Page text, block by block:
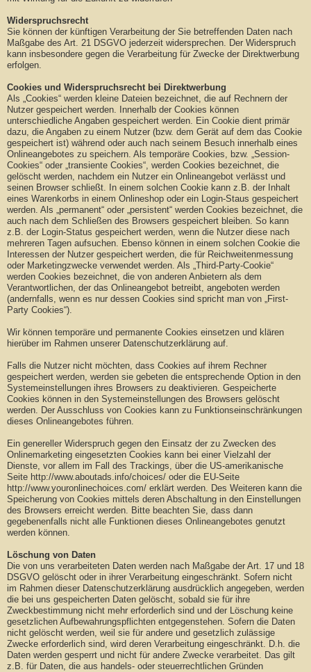
Widerspruchsrecht
Sie können der künftigen Verarbeitung der Sie betreffenden Daten nach
Maßgabe des Art. 21 DSGVO jederzeit widersprechen. Der Widerspruch
kann insbesondere gegen die Verarbeitung für Zwecke der Direktwerbung
erfolgen.
Cookies und Widerspruchsrecht bei Direktwerbung
Als „Cookies“ werden kleine Dateien bezeichnet, die auf Rechnern der
Nutzer gespeichert werden. Innerhalb der Cookies können
unterschiedliche Angaben gespeichert werden. Ein Cookie dient primär
dazu, die Angaben zu einem Nutzer (bzw. dem Gerät auf dem das Cookie
gespeichert ist) während oder auch nach seinem Besuch innerhalb eines
Onlineangebotes zu speichern. Als temporäre Cookies, bzw. „Session-
Cookies“ oder „transiente Cookies“, werden Cookies bezeichnet, die
gelöscht werden, nachdem ein Nutzer ein Onlineangebot verlässt und
seinen Browser schließt. In einem solchen Cookie kann z.B. der Inhalt
eines Warenkorbs in einem Onlineshop oder ein Login-Staus gespeichert
werden. Als „permanent“ oder „persistent“ werden Cookies bezeichnet, die
auch nach dem Schließen des Browsers gespeichert bleiben. So kann
z.B. der Login-Status gespeichert werden, wenn die Nutzer diese nach
mehreren Tagen aufsuchen. Ebenso können in einem solchen Cookie die
Interessen der Nutzer gespeichert werden, die für Reichweitenmessung
oder Marketingzwecke verwendet werden. Als „Third-Party-Cookie“
werden Cookies bezeichnet, die von anderen Anbietern als dem
Verantwortlichen, der das Onlineangebot betreibt, angeboten werden
(andernfalls, wenn es nur dessen Cookies sind spricht man von „First-
Party Cookies“).
Wir können temporäre und permanente Cookies einsetzen und klären
hierüber im Rahmen unserer Datenschutzerklärung auf.
Falls die Nutzer nicht möchten, dass Cookies auf ihrem Rechner
gespeichert werden, werden sie gebeten die entsprechende Option in den
Systemeinstellungen ihres Browsers zu deaktivieren. Gespeicherte
Cookies können in den Systemeinstellungen des Browsers gelöscht
werden. Der Ausschluss von Cookies kann zu Funktionseinschränkungen
dieses Onlineangebotes führen.
Ein genereller Widerspruch gegen den Einsatz der zu Zwecken des
Onlinemarketing eingesetzten Cookies kann bei einer Vielzahl der
Dienste, vor allem im Fall des Trackings, über die US-amerikanische
Seite http://www.aboutads.info/choices/ oder die EU-Seite
http://www.youronlinechoices.com/ erklärt werden. Des Weiteren kann die
Speicherung von Cookies mittels deren Abschaltung in den Einstellungen
des Browsers erreicht werden. Bitte beachten Sie, dass dann
gegebenenfalls nicht alle Funktionen dieses Onlineangebotes genutzt
werden können.
Löschung von Daten
Die von uns verarbeiteten Daten werden nach Maßgabe der Art. 17 und 18
DSGVO gelöscht oder in ihrer Verarbeitung eingeschränkt. Sofern nicht
im Rahmen dieser Datenschutzerklärung ausdrücklich angegeben, werden
die bei uns gespeicherten Daten gelöscht, sobald sie für ihre
Zweckbestimmung nicht mehr erforderlich sind und der Löschung keine
gesetzlichen Aufbewahrungspflichten entgegenstehen. Sofern die Daten
nicht gelöscht werden, weil sie für andere und gesetzlich zulässige
Zwecke erforderlich sind, wird deren Verarbeitung eingeschränkt. D.h. die
Daten werden gesperrt und nicht für andere Zwecke verarbeitet. Das gilt
z.B. für Daten, die aus handels- oder steuerrechtlichen Gründen